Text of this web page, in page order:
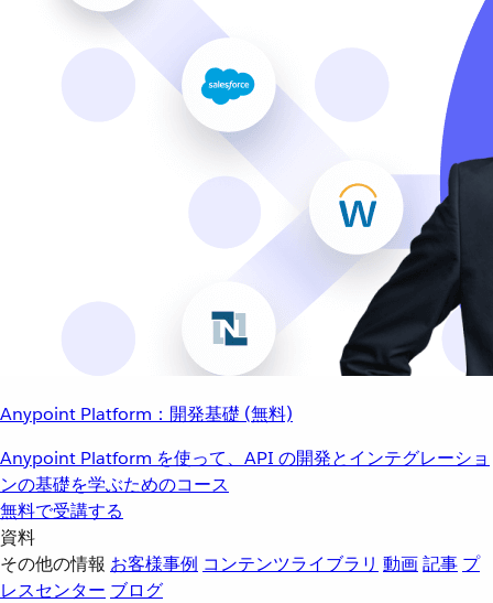
Anypoint Platform：開発基礎 (無料)
Anypoint Platform を使って、API の開発とインテグレーショ
ンの基礎を学ぶためのコース
無料で受講する
資料
その他の情報 お客様事例 コンテンツライブラリ 動画記事 プ
レスセンター ブログ